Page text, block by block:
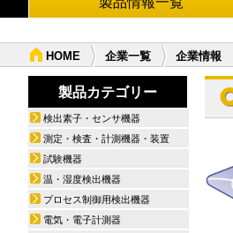
HOME 企業一覧 企業情報
製品カテゴリー
検出素子・センサ機器
測定・検査・計測機器・装置
試験機器
温・湿度検出機器
プロセス制御用検出機器
電気・電子計測器